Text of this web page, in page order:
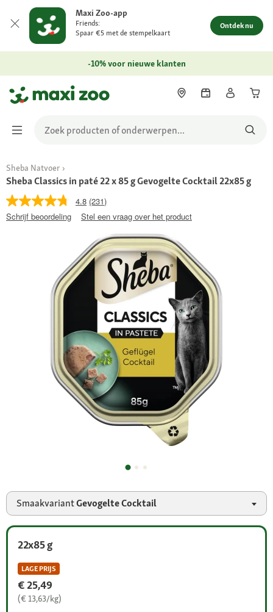
Maxi Zoo-app
Friends:
Spaar €5 met de stempelkaart
Ontdek nu
-10% voor nieuwe klanten
Sheba Natvoer
Sheba Classics in paté 22 x 85 g Gevogelte Cocktail 22x85 g
4.8 (231)
Schrijf beoordeling
Stel een vraag over het product
SmaakvariantGevogelte Cocktail
22x85 g
LAGE PRIJS
€ 25,49
(€ 13,63/kg)